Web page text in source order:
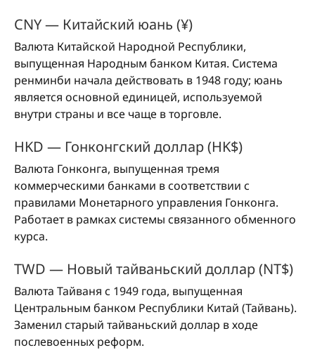
CNY — Китайский юань (¥)
Валюта Китайской Народной Республики,
выпущенная Народным банком Китая. Система
ренминби начала действовать в 1948 году; юань
является основной единицей, используемой
внутри страны и все чаще в торговле.
HKD — Гонконгский доллар (HK$)
Валюта Гонконга, выпущенная тремя
коммерческими банками в соответствии с
правилами Монетарного управления Гонконга.
Работает в рамках системы связанного обменного
курса.
TWD — Новый тайваньский доллар (NT$)
Валюта Тайваня с 1949 года, выпущенная
Центральным банком Республики Китай (Тайвань).
Заменил старый тайваньский доллар в ходе
послевоенных реформ.